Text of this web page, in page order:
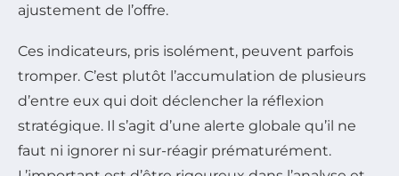
ajustement de l’offre.
Ces indicateurs, pris isolément, peuvent parfois
tromper. C’est plutôt l’accumulation de plusieurs
d’entre eux qui doit déclencher la réflexion
stratégique. Il s’agit d’une alerte globale qu’il ne
faut ni ignorer ni sur-réagir prématurément.